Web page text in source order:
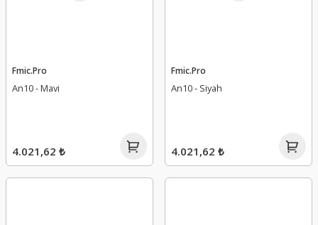
Fmic.Pro
An10 - Mavi
4.021,62 ₺
Fmic.Pro
An10 - Siyah
4.021,62 ₺